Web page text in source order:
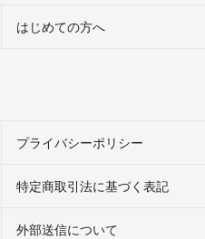
はじめての方へ
プライバシーポリシー
特定商取引法に基づく表記
外部送信について